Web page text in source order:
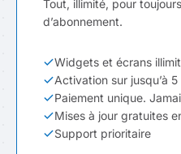
Tout, illimité, pour
d’abonnement.
Widgets et écrans
Activation sur jusqu’à
Paiement unique.
Mises à jour gratuites
Support prioritaire